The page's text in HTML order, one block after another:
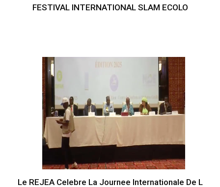
FESTIVAL INTERNATIONAL SLAM ECOLO
Le REJEA Celebre La Journee Internationale De L